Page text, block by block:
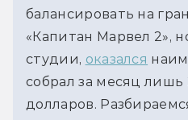
балансировать на
«Капитан Марвел 2»,
студии, оказался
собрал за месяц
долларов.